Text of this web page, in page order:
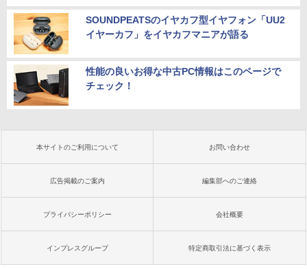
SOUNDPEATSのイヤカフ型イヤフォン「UU2
イヤーカフ」をイヤカフマニアが語る
性能の良いお得な中古PC情報はこのページで
チェック！
本サイトのご利用について お問い合わせ
広告掲載のご案内 編集部へのご連絡
プライバシーポリシー 会社概要
インプレスグループ 特定商取引法に基づく表示